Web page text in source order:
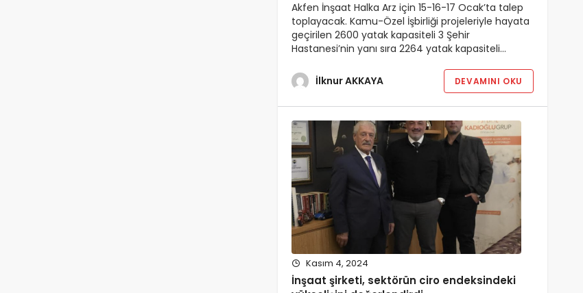
Akfen İnşaat Halka Arz için 15-16-17 Ocak’ta talep
toplayacak. Kamu-Özel İşbirliği projeleriyle hayata
geçirilen 2600 yatak kapasiteli 3 Şehir
Hastanesi’nin yanı sıra 2264 yatak kapasiteli…
İlknur AKKAYA DEVAMINI OKU
Kasım 4, 2024
İnşaat şirketi, sektörün ciro endeksindeki